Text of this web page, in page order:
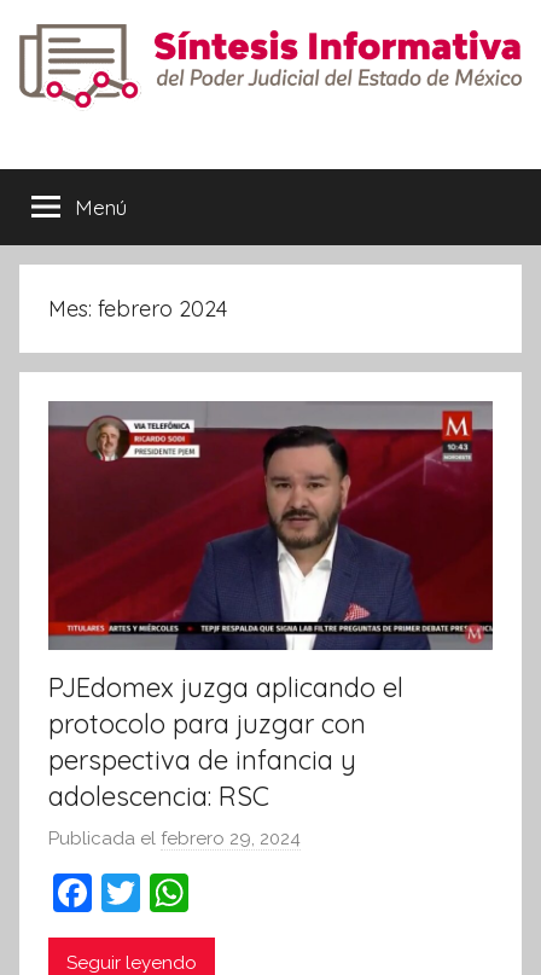
contenido
Menú
Mes: febrero 2024
PJEdomex juzga aplicando el
protocolo para juzgar con
perspectiva de infancia y
adolescencia: RSC
Publicada el febrero 29, 2024
F
a
T
w h
Seguir leyendo